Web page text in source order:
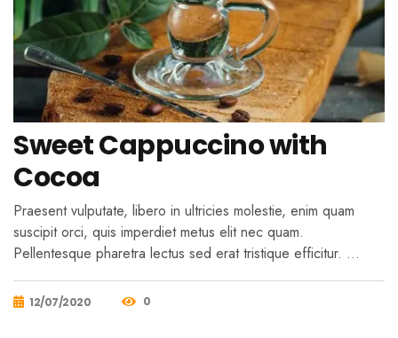
Sweet Cappuccino with
Cocoa
Praesent vulputate, libero in ultricies molestie, enim quam
suscipit orci, quis imperdiet metus elit nec quam.
Pellentesque pharetra lectus sed erat tristique efficitur. …
12/07/2020 0